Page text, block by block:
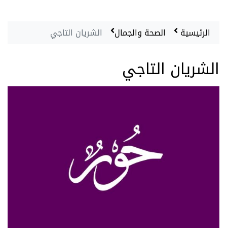
الرئيسية الصحة والجمال الشريان التاجي
الشريان التاجي